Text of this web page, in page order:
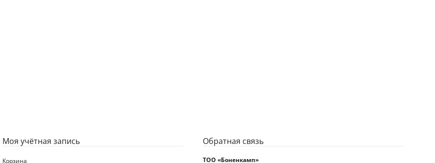
Моя учётная запись
Корзина
Обратная связь
ТОO «Боненкамп»